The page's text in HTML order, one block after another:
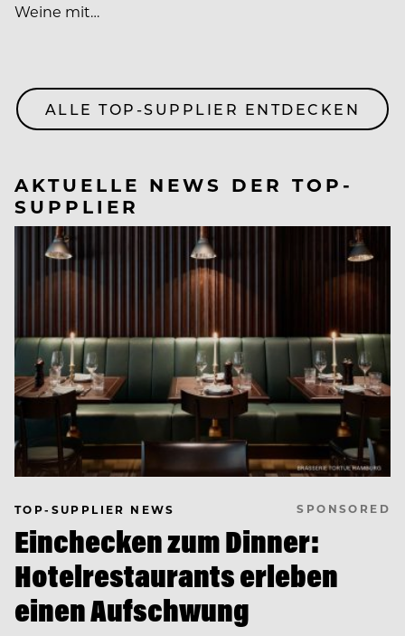
Weine mit…
ALLE TOP-SUPPLIER ENTDECKEN
AKTUELLE NEWS DER TOP-
SUPPLIER
TOP-SUPPLIER NEWS SPONSORED
Einchecken zum Dinner:
Hotelrestaurants erleben
einen Aufschwung